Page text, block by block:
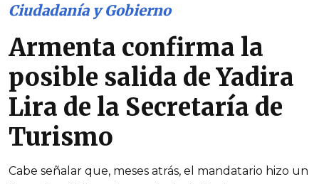
Ciudadanía y Gobierno
Armenta confirma la
posible salida de Yadira
Lira de la Secretaría de
Turismo
Cabe señalar que, meses atrás, el mandatario hizo un